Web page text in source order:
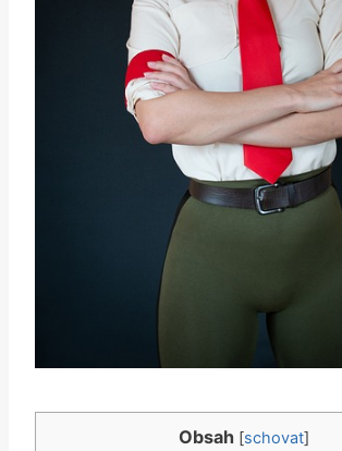
Obsah [schovat]